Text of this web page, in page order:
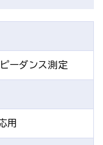
ピーダンス測定
用